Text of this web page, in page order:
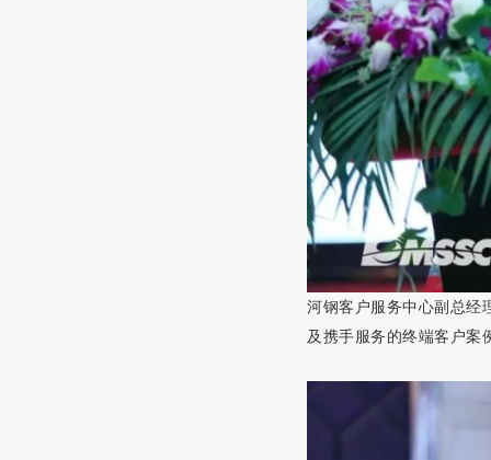
河钢客户服务中心副总经
及携手服务的终端客户案